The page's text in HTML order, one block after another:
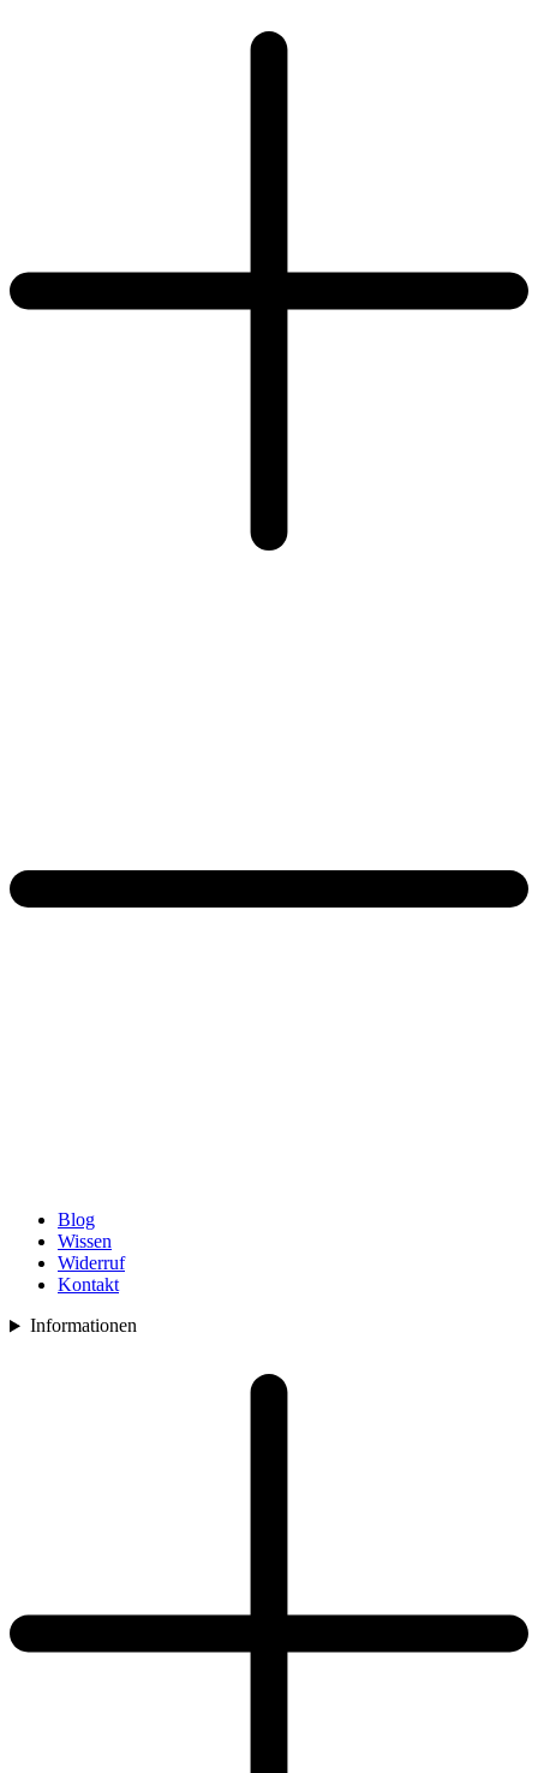
Blog
Wissen
Widerruf
Kontakt
Informationen